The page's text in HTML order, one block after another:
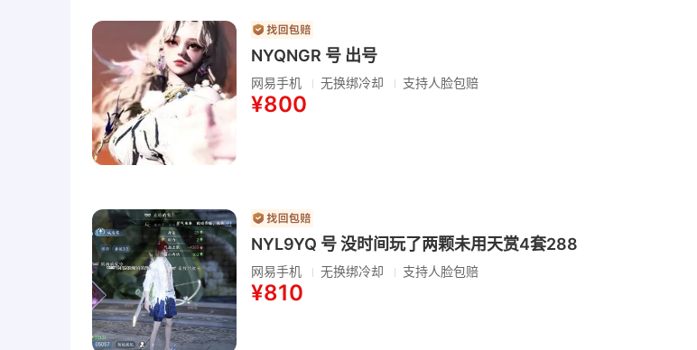
NYQNGR 号 出号
网易手机 无换绑冷却 支持人脸包赔
¥800
NYL9YQ 号 没时间玩了两颗未用天赏4套288
网易手机 无换绑冷却 支持人脸包赔
¥810